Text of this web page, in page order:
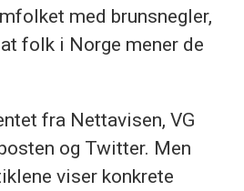
med brunsnegler,
folk i Norge mener de
fra Nettavisen, VG
og Twitter. Men
viser konkrete